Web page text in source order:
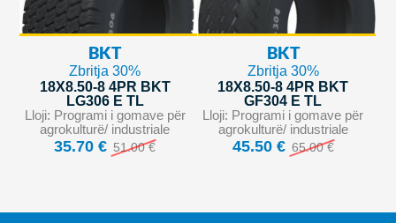
BKT
Zbritja 30%
18X8.50-8 4PR BKT
LG306 E TL
Lloji: Programi i gomave për
agrokulturë/ industriale
35.70 € 51.00 €
BKT
Zbritja 30%
18X8.50-8 4PR BKT
GF304 E TL
Lloji: Programi i gomave për
agrokulturë/ industriale
45.50 € 65.00 €